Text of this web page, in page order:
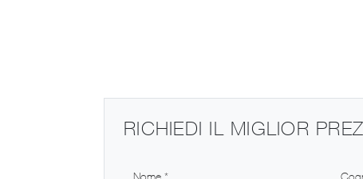
RICHIEDI IL MIGLIOR